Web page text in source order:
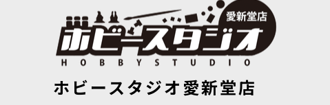
89-60]
円 (税込)
ホビースタジオ愛新堂店